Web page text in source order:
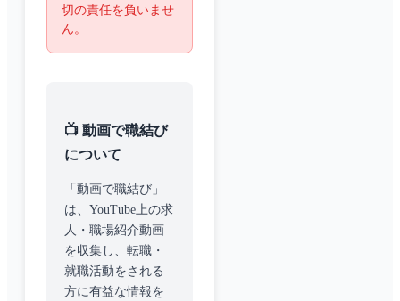
切の責任を負いませ
ん。
📺 動画で職結び
について
「動画で職結び」
は、YouTube上の求
人・職場紹介動画
を収集し、転職・
就職活動をされる
方に有益な情報を